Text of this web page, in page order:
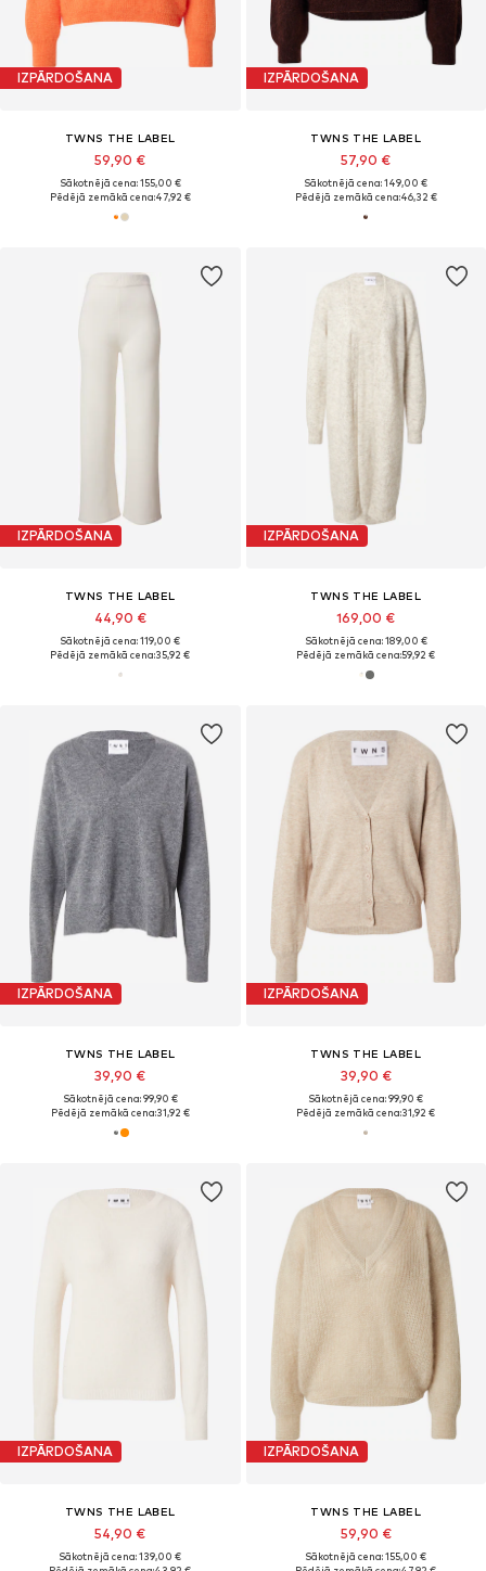
IZPĀRDOŠANA
TWNS THE LABEL
59,90 €
Sākotnējā cena: 155,00 €
Pēdējā zemākā cena:47,92 €
IZPĀRDOŠANA
TWNS THE LABEL
57,90 €
Sākotnējā cena: 149,00 €
Pēdējā zemākā cena:46,32 €
IZPĀRDOŠANA
TWNS THE LABEL
44,90 €
Sākotnējā cena: 119,00 €
Pēdējā zemākā cena:35,92 €
IZPĀRDOŠANA
TWNS THE LABEL
169,00 €
Sākotnējā cena: 189,00 €
Pēdējā zemākā cena:59,92 €
IZPĀRDOŠANA
TWNS THE LABEL
39,90 €
Sākotnējā cena: 99,90 €
Pēdējā zemākā cena:31,92 €
IZPĀRDOŠANA
TWNS THE LABEL
39,90 €
Sākotnējā cena: 99,90 €
Pēdējā zemākā cena:31,92 €
IZPĀRDOŠANA
TWNS THE LABEL
54,90 €
Sākotnējā cena: 139,00 €
IZPĀRDOŠANA
TWNS THE LABEL
59,90 €
Sākotnējā cena: 155,00 €